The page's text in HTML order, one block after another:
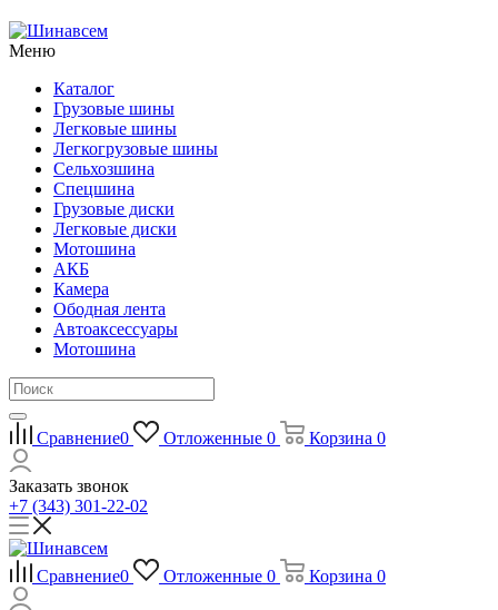
Меню
Каталог
Грузовые шины
Легковые шины
Легкогрузовые шины
Сельхозшина
Спецшина
Грузовые диски
Легковые диски
Мотошина
АКБ
Камера
Ободная лента
Автоаксессуары
Мотошина
Сравнение0 Отложенные 0 Корзина 0
Заказать звонок
+7 (343) 301-22-02
Сравнение0 Отложенные 0 Корзина 0